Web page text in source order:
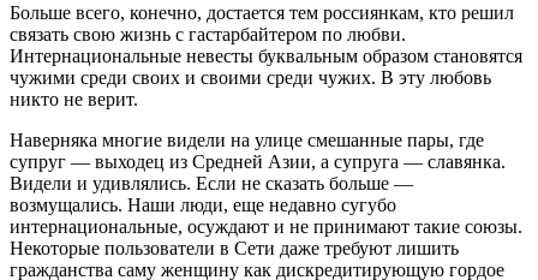
Больше всего, конечно, достается тем россиянкам, кто решил
связать свою жизнь с гастарбайтером по любви.
Интернациональные невесты буквальным образом становятся
чужими среди своих и своими среди чужих. В эту любовь
никто не верит.
Наверняка многие видели на улице смешанные пары, где
супруг — выходец из Средней Азии, а супруга — славянка.
Видели и удивлялись. Если не сказать больше —
возмущались. Наши люди, еще недавно сугубо
интернациональные, осуждают и не принимают такие союзы.
Некоторые пользователи в Сети даже требуют лишить
гражданства саму женщину как дискредитирующую гордое